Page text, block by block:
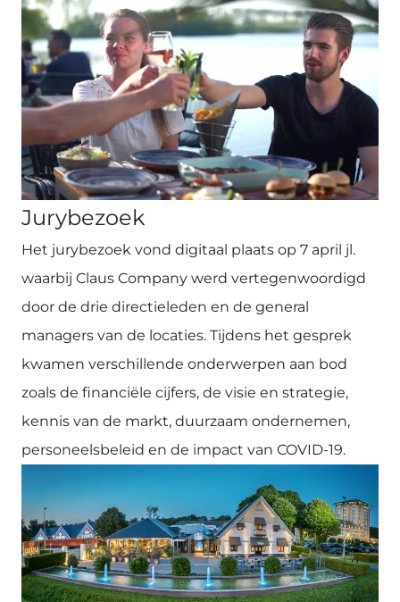
Jurybezoek
Het jurybezoek vond digitaal plaats op 7 april jl.
waarbij Claus Company werd vertegenwoordigd
door de drie directieleden en de general
managers van de locaties. Tijdens het gesprek
kwamen verschillende onderwerpen aan bod
zoals de financiële cijfers, de visie en strategie,
kennis van de markt, duurzaam ondernemen,
personeelsbeleid en de impact van COVID-19.